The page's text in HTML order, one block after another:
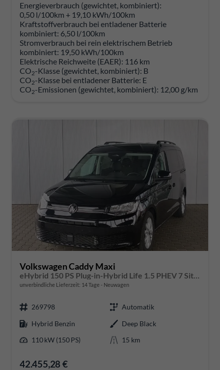
Energieverbrauch (gewichtet, kombiniert):
0,50 l/100km + 19,10 kWh/100km
Kraftstoffverbrauch bei entladener Batterie
kombiniert: 6,50 l/100km
Stromverbrauch bei rein elektrischem Betrieb
kombiniert: 19,50 kWh/100km
Elektrische Reichweite (EAER): 116 km
CO2-Klasse (gewichtet, kombiniert): B
CO2-Klasse bei entladener Batterie: E
CO2-Emissionen (gewichtet, kombiniert): 12,00 g/km
Volkswagen Caddy Maxi
unverbindliche Lieferzeit: 14 Tage Neuwagen
269798
Automatik
Hybrid Benzin
Deep Black
110 kW (150 PS)
15 km
42.455,28 €